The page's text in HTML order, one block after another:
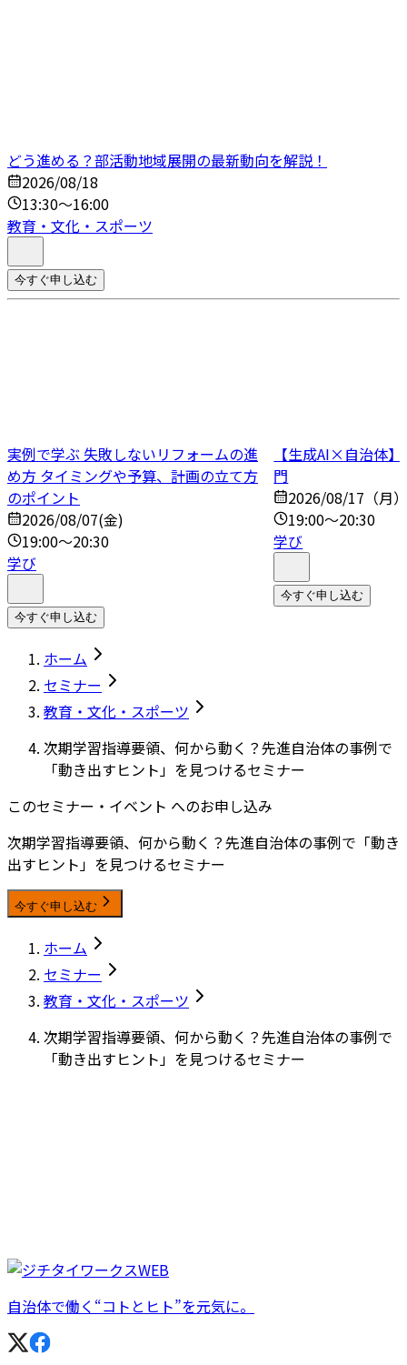
どう進める？部活動地域展開の最新動向を解説！
2026/08/18
13:30～16:00
教育・文化・スポーツ
今すぐ申し込む
実例で学ぶ 失敗しないリフォームの進
め方 タイミングや予算、計画の立て方
のポイント
2026/08/07(金)
19:00～20:30
学び
今すぐ申し込む
【生成AI×自治体
門
2026/08/17（月
19:00～20:30
学び
今すぐ申し込む
ホーム
セミナー
教育・文化・スポーツ
次期学習指導要領、何から動く？先進自治体の事例で
「動き出すヒント」を見つけるセミナー
このセミナー・イベント へのお申し込み
次期学習指導要領、何から動く？先進自治体の事例で「動き
出すヒント」を見つけるセミナー
今すぐ申し込む
ホーム
セミナー
教育・文化・スポーツ
次期学習指導要領、何から動く？先進自治体の事例で
「動き出すヒント」を見つけるセミナー
自治体で働く“コトとヒト”を元気に。